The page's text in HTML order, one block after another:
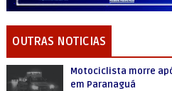
OUTRAS NOTICIAS
Motociclista morre
em Paranaguá